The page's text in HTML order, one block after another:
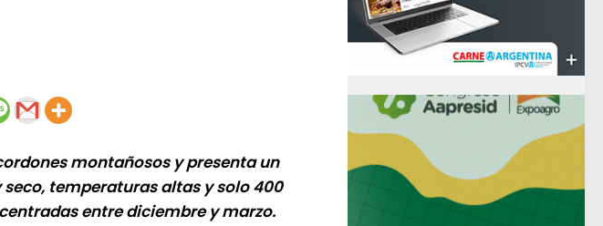
montañosos y presenta un
temperaturas altas y solo 400
entre diciembre y marzo.